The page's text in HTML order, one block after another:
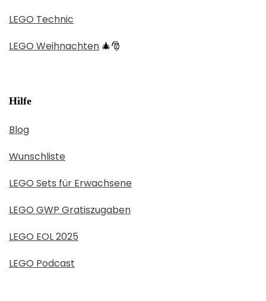
LEGO Technic
LEGO Weihnachten 🎄🎅
Hilfe
Blog
Wunschliste
LEGO Sets für Erwachsene
LEGO GWP Gratiszugaben
LEGO EOL 2025
LEGO Podcast